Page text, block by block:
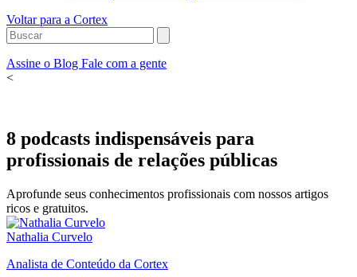
Voltar para a Cortex
Assine o Blog Fale com a gente
<
8 podcasts indispensáveis para
profissionais de relações públicas
Aprofunde seus conhecimentos profissionais com nossos artigos
ricos e gratuitos.
Nathalia Curvelo
Analista de Conteúdo da Cortex